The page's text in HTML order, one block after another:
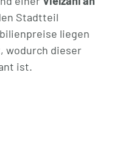
Stadtteil
liegen
wodurch dieser
ist.